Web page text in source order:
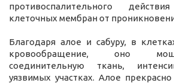
противоспалительного
клеточных мембран от
Благодаря алое и сабуру, в
кровообращение, оно
соединительную ткань,
уязвимых участках. Алое